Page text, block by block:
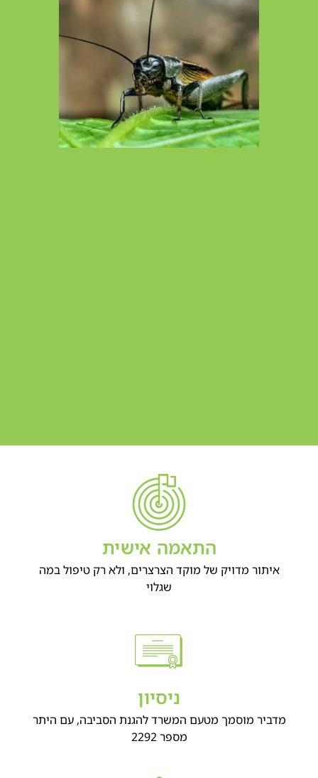
התאמה אישית
איתור מדויק של מוקד הצרצרים, ולא רק טיפול במה
שגלוי
ניסיון
מדביר מוסמך מטעם המשרד להגנת הסביבה, עם היתר
מספר 2292